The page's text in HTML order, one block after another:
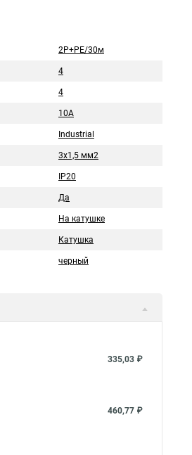
2Р+PЕ/30м
4
4
10A
Industrial
3х1,5 мм2
IP20
Да
На катушке
Катушка
черный
335,03 ₽
460,77 ₽